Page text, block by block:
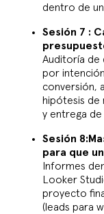
dentro de
Sesión 7 :
Auditoría de
por
conversión,
hipótesis de
y entrega
Sesión
para que
Informes
Looker
proyecto
(leads para